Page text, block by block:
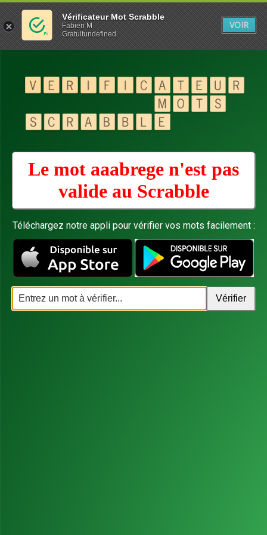
Le mot aaabrege n'est pas
valide au Scrabble
Téléchargez notre appli pour vérifier vos mots facilement :
Vérificateur Mot Scrabble
Fabien M
Gratuitundefined
VOIR